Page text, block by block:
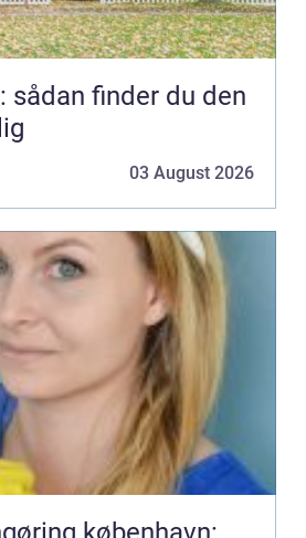
sådan finder du den
03 August 2026